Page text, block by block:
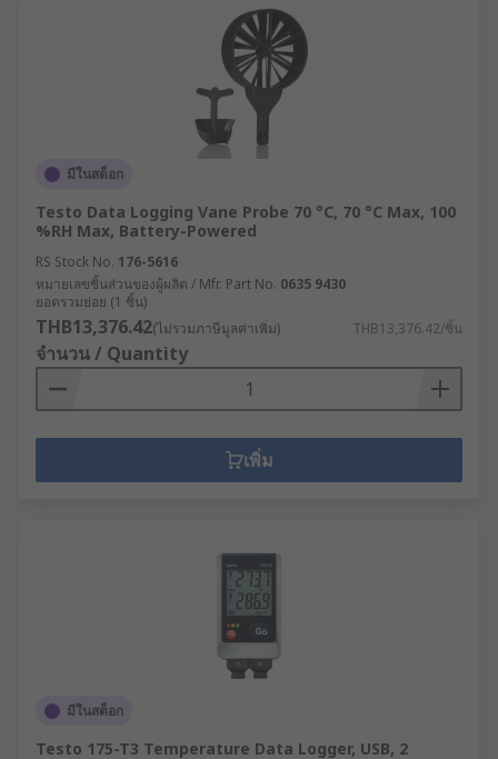
มีในสต็อก
Testo Data Logging Vane Probe 70 °C, 70 °C Max, 100
%RH Max, Battery-Powered
RS Stock No. 176-5616
หมายเลขชิ้นส่วนของผู้ผลิต / Mfr. Part No. 0635 9430
ยอดรวมย่อย (1 ชิ้น)
THB13,376.42(ไม่รวมภาษีมูลค่าเพิ่ม) THB13,376.42/ชิ้น
จำนวน / Quantity
เพิ่ม
มีในสต็อก
Testo 175-T3 Temperature Data Logger, USB, 2